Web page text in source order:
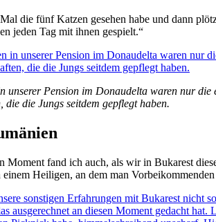
die fünf Katzen gesehen habe und dann
jeden Tag mit ihnen gespielt.“
unserer Pension im Donaudelta waren nur die
die die Jungs seitdem gepflegt haben.
Moment fand ich auch, als wir in Bukarest
Heiligen, an dem man